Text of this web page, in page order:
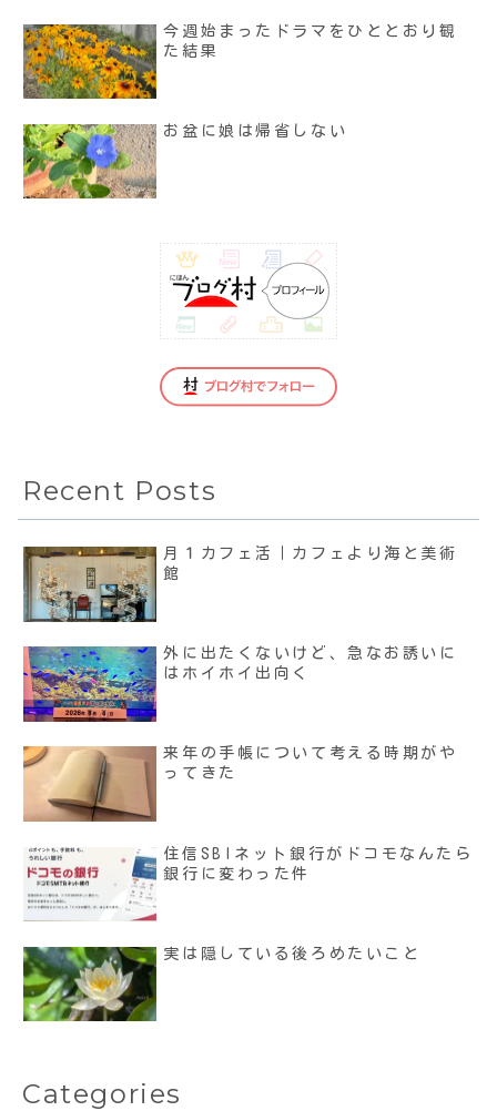
今週始まったドラマをひととおり観
た結果
お盆に娘は帰省しない
Recent Posts
月１カフェ活｜カフェより海と美術
館
外に出たくないけど、急なお誘いに
はホイホイ出向く
来年の手帳について考える時期がや
ってきた
住信SBIネット銀行がドコモなんたら
銀行に変わった件
実は隠している後ろめたいこと
Categories